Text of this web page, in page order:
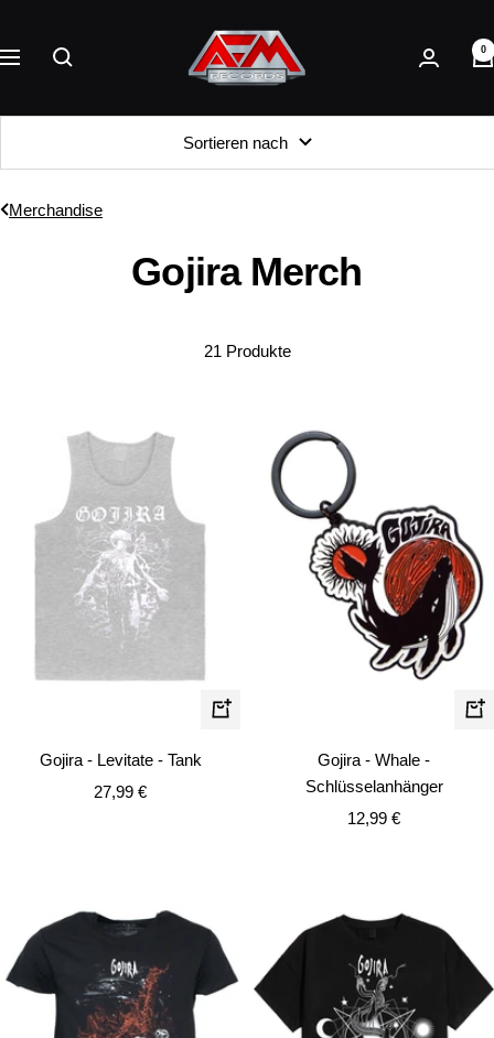
Inhalt
Navigation
AFM
Records
0
Sortieren nach
Merchandise
Gojira Merch
21 Produkte
Schnellansicht
Gojira - Levitate - Tank
Angebotspreis
27,99 €
In
Gojira - Whale -
Schlüsselanhänger
Angebotspreis
12,99 €